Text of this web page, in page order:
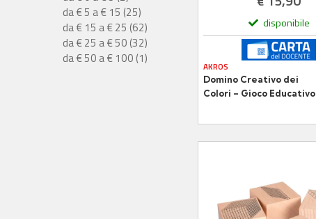
da € 5 a € 15 (25)
da € 15 a € 25 (62)
da € 25 a € 50 (32)
da € 50 a € 100 (1)
disponibile
AKROS
Domino Creativo dei
Colori – Gioco Educativo